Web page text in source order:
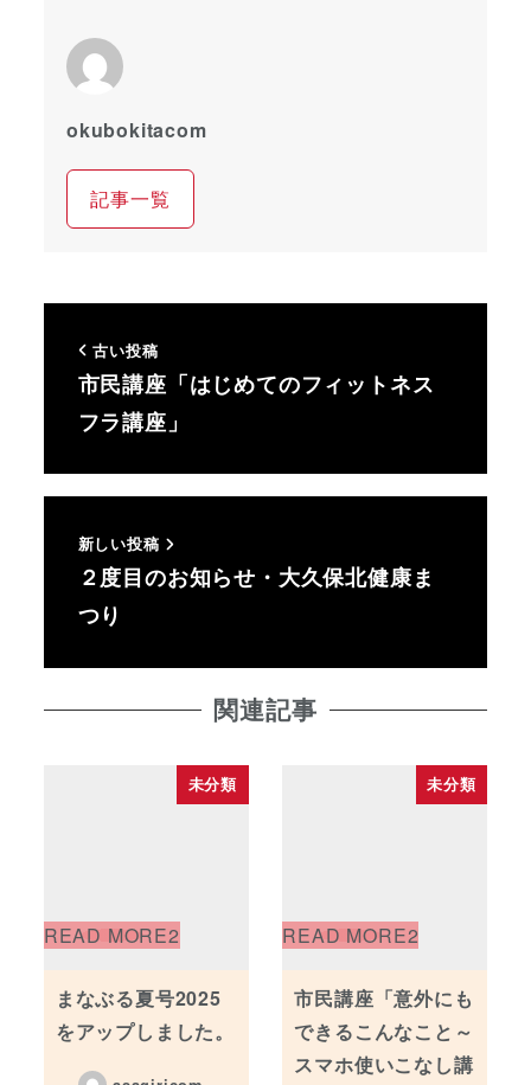
okubokitacom
記事一覧
古い投稿
市民講座「はじめてのフィットネス
フラ講座」
新しい投稿
２度目のお知らせ・大久保北健康ま
つり
関連記事
未分類
まなぶる夏号2025
をアップしました。
未分類
市民講座「意外にも
できるこんなこと～
スマホ使いこなし講